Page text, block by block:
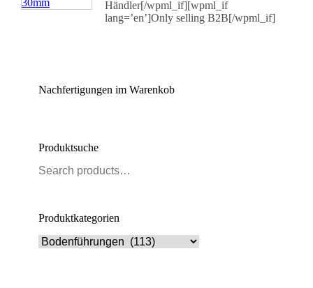
Händler[/wpml_if][wpml_if
lang=’en’]Only selling B2B[/wpml_if]
Nachfertigungen im Warenkob
Produktsuche
Produktkategorien